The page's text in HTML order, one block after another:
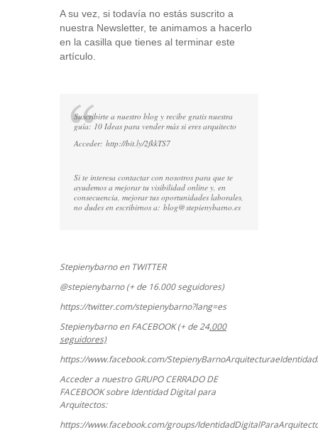
A su vez, si todavía no estás suscrito a
nuestra Newsletter, te animamos a hacerlo
en la casilla que tienes al terminar este
artículo.
Suscribirte a nuestro blog y recibe gratis nuestra
guía: 10 Ideas para vender más si eres arquitecto
Acceder: http://bit.ly/2fkkTS7
Si te interesa contactar con nosotros para que te
ayudemos a mejorar tu visibilidad online y, en
consecuencia, mejorar tus oportunidades laborales,
no dudes en escribirnos a: blog@stepienybarno.es
Stepienybarno en TWITTER
@stepienybarno (+ de 16.000 seguidores)
https://twitter.com/stepienybarno?lang=es
Stepienybarno en FACEBOOK (+ de 24.000
seguidores)
https://www.facebook.com/
Acceder a nuestro GRUPO CERRADO DE
FACEBOOK sobre Identidad Digital para
Arquitectos:
https://www.facebook.com/groups/